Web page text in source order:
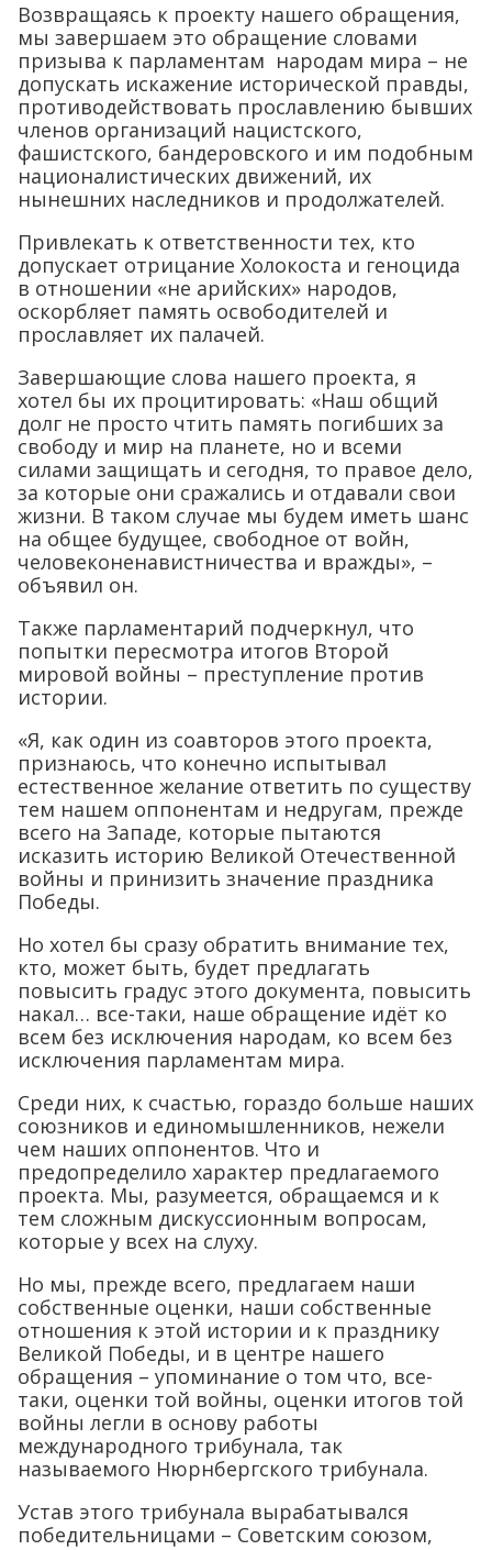
Возвращаясь к проекту нашего обращения,
мы завершаем это обращение словами
призыва к парламентам народам мира – не
допускать искажение исторической правды,
противодействовать прославлению бывших
членов организаций нацистского,
фашистского, бандеровского и им подобным
националистических движений, их
нынешних наследников и продолжателей.
Привлекать к ответственности тех, кто
допускает отрицание Холокоста и геноцида
в отношении «не арийских» народов,
оскорбляет память освободителей и
прославляет их палачей.
Завершающие слова нашего проекта, я
хотел бы их процитировать: «Наш общий
долг не просто чтить память погибших за
свободу и мир на планете, но и всеми
силами защищать и сегодня, то правое дело,
за которые они сражались и отдавали свои
жизни. В таком случае мы будем иметь шанс
на общее будущее, свободное от войн,
человеконенавистничества и вражды», –
объявил он.
Также парламентарий подчеркнул, что
попытки пересмотра итогов Второй
мировой войны – преступление против
истории.
«Я, как один из соавторов этого проекта,
признаюсь, что конечно испытывал
естественное желание ответить по существу
тем нашем оппонентам и недругам, прежде
всего на Западе, которые пытаются
исказить историю Великой Отечественной
войны и принизить значение праздника
Победы.
Но хотел бы сразу обратить внимание тех,
кто, может быть, будет предлагать
повысить градус этого документа, повысить
накал… все-таки, наше обращение идёт ко
всем без исключения народам, ко всем без
исключения парламентам мира.
Среди них, к счастью, гораздо больше наших
союзников и единомышленников, нежели
чем наших оппонентов. Что и
предопределило характер предлагаемого
проекта. Мы, разумеется, обращаемся и к
тем сложным дискуссионным вопросам,
которые у всех на слуху.
Но мы, прежде всего, предлагаем наши
собственные оценки, наши собственные
отношения к этой истории и к празднику
Великой Победы, и в центре нашего
обращения – упоминание о том что, все-
таки, оценки той войны, оценки итогов той
войны легли в основу работы
международного трибунала, так
называемого Нюрнбергского трибунала.
Устав этого трибунала вырабатывался
победительницами – Советским союзом,